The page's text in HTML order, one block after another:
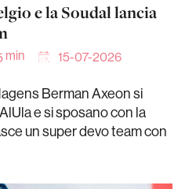
e la Soudal lancia
min 15-07-2026
Berman Axeon si
e si sposano con la
un super devo team con